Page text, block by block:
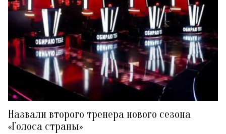
Назвали второго тренера нового сезона
«Голоса страны»